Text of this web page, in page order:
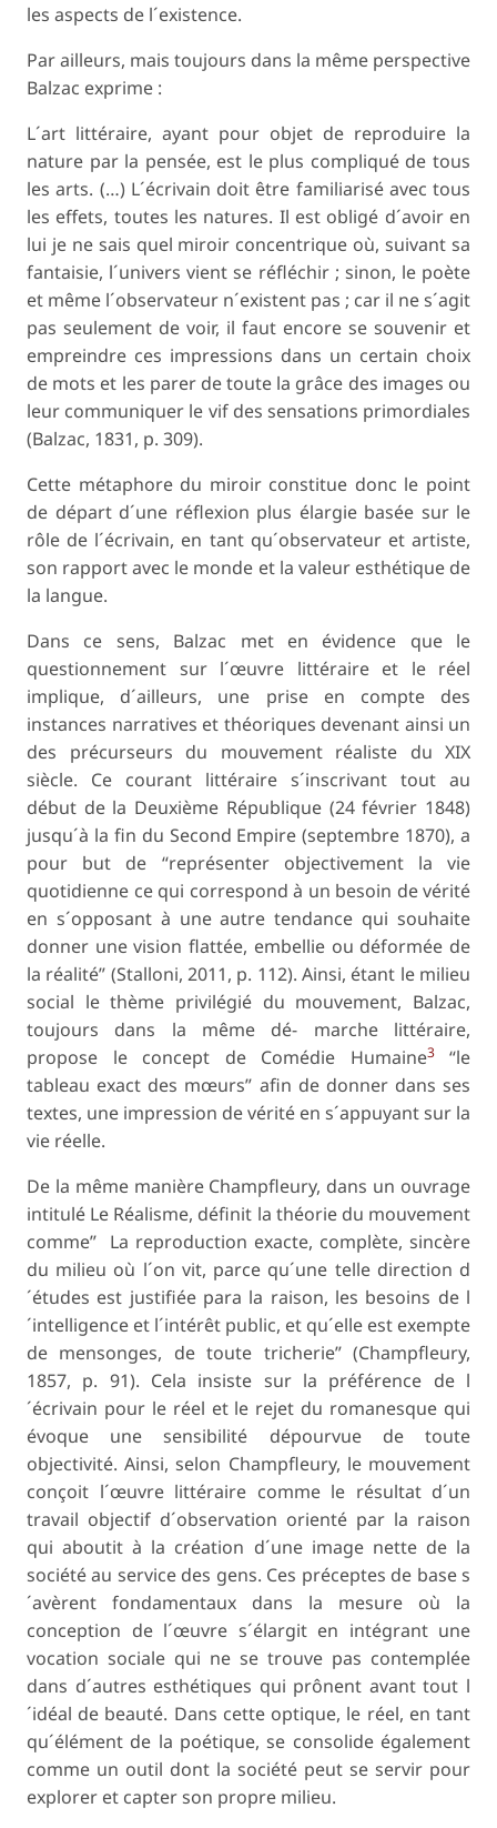
les aspects de l´existence.
Par ailleurs, mais toujours dans la même perspective
Balzac exprime :
L´art littéraire, ayant pour objet de reproduire la
nature par la pensée, est le plus compliqué de tous
les arts. (…) L´écrivain doit être familiarisé avec tous
les effets, toutes les natures. Il est obligé d´avoir en
lui je ne sais quel miroir concentrique où, suivant sa
fantaisie, l´univers vient se réfléchir ; sinon, le poète
et même l´observateur n´existent pas ; car il ne s´agit
pas seulement de voir, il faut encore se souvenir et
empreindre ces impressions dans un certain choix
de mots et les parer de toute la grâce des images ou
leur communiquer le vif des sensations primordiales
(Balzac, 1831, p. 309).
Cette métaphore du miroir constitue donc le point
de départ d´une réflexion plus élargie basée sur le
rôle de l´écrivain, en tant qu´observateur et artiste,
son rapport avec le monde et la valeur esthétique de
la langue.
Dans ce sens, Balzac met en évidence que le
questionnement sur l´œuvre littéraire et le réel
implique, d´ailleurs, une prise en compte des
instances narratives et théoriques devenant ainsi un
des précurseurs du mouvement réaliste du XIX
siècle. Ce courant littéraire s´inscrivant tout au
début de la Deuxième République (24 février 1848)
jusqu´à la fin du Second Empire (septembre 1870), a
pour but de “représenter objectivement la vie
quotidienne ce qui correspond à un besoin de vérité
en s´opposant à une autre tendance qui souhaite
donner une vision flattée, embellie ou déformée de
la réalité” (Stalloni, 2011, p. 112). Ainsi, étant le milieu
social le thème privilégié du mouvement, Balzac,
toujours dans la même dé- marche littéraire,
propose le concept de Comédie Humaine3“le
tableau exact des mœurs” afin de donner dans ses
textes, une impression de vérité en s´appuyant sur la
vie réelle.
De la même manière Champfleury, dans un ouvrage
intitulé Le Réalisme, définit la théorie du mouvement
comme” La reproduction exacte, complète, sincère
du milieu où l´on vit, parce qu´une telle direction d
´études est justifiée para la raison, les besoins de l
´intelligence et l´intérêt public, et qu´elle est exempte
de mensonges, de toute tricherie” (Champfleury,
1857, p. 91). Cela insiste sur la préférence de l
´écrivain pour le réel et le rejet du romanesque qui
évoque une sensibilité dépourvue de toute
objectivité. Ainsi, selon Champfleury, le mouvement
conçoit l´œuvre littéraire comme le résultat d´un
travail objectif d´observation orienté par la raison
qui aboutit à la création d´une image nette de la
société au service des gens. Ces préceptes de base s
´avèrent fondamentaux dans la mesure où la
conception de l´œuvre s´élargit en intégrant une
vocation sociale qui ne se trouve pas contemplée
dans d´autres esthétiques qui prônent avant tout l
´idéal de beauté. Dans cette optique, le réel, en tant
qu´élément de la poétique, se consolide également
comme un outil dont la société peut se servir pour
explorer et capter son propre milieu.